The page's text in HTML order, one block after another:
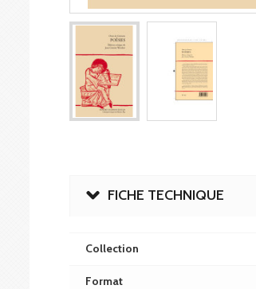
FICHE TECHNIQUE
Collection
Format